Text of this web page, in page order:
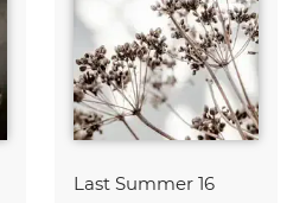
Last Summer 16